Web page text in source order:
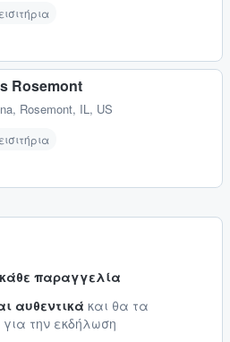
Rosemont
, Rosemont, IL, US
παραγγελία
αυθεντικά και θα τα
την εκδήλωση